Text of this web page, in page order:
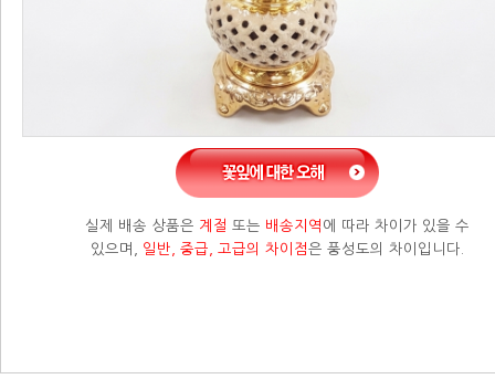
실제 배송 상품은 계절 또는 배송지역 에 따라 차이가 있을 수
있으며, 일반, 중급, 고급의 차이점은 풍성도의 차이입니다.